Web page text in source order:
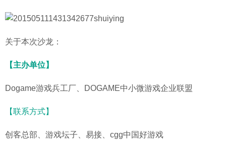
关于本次沙龙：
【主办单位】
Dogame游戏兵工厂、DOGAME中小微游戏企业联盟
【联系方式】
创客总部、游戏坛子、易接、cgg中国好游戏